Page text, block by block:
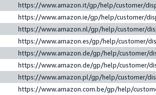
https://www.amazon.it/gp/help/customer/
https://www.amazon.ie/gp/help/customer/
https://www.amazon.nl/gp/help/customer/
https://www.amazon.es/gp/help/customer/
https://www.amazon.de/gp/help/customer/
https://www.amazon.de/gp/help/customer/
https://www.amazon.pl/gp/help/customer/
https://www.amazon.com.be/gp/help/